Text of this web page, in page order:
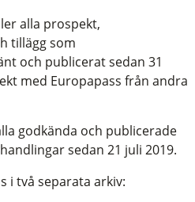
alla prospekt,
tillägg som
och publicerat sedan 31
med Europapass från andra
godkända och publicerade
sedan 21 juli 2019.
i två separata arkiv: